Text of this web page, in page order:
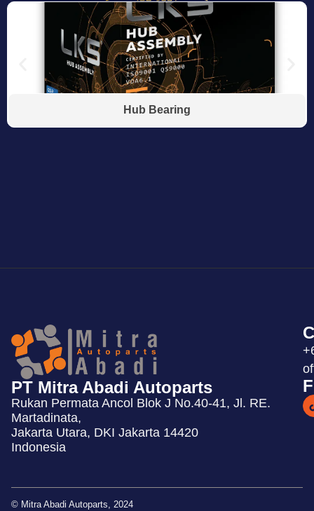
Hub Bearing
PT Mitra Abadi Autoparts
Rukan Permata Ancol Blok J No.40-41, Jl. RE.
Martadinata,
Jakarta Utara, DKI Jakarta 14420
Indonesia
© Mitra Abadi Autoparts, 2024